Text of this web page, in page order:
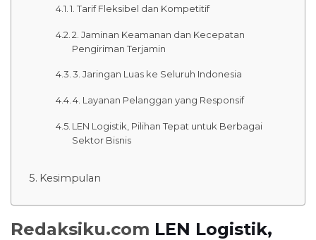
1. Tarif Fleksibel dan Kompetitif
2. Jaminan Keamanan dan Kecepatan
Pengiriman Terjamin
3. Jaringan Luas ke Seluruh Indonesia
4. Layanan Pelanggan yang Responsif
LEN Logistik, Pilihan Tepat untuk Berbagai
Sektor Bisnis
Kesimpulan
Redaksiku.com LEN Logistik,